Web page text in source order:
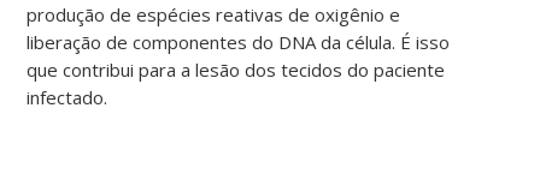
produção de espécies reativas de oxigênio e
liberação de componentes do DNA da célula. É isso
que contribui para a lesão dos tecidos do paciente
infectado.